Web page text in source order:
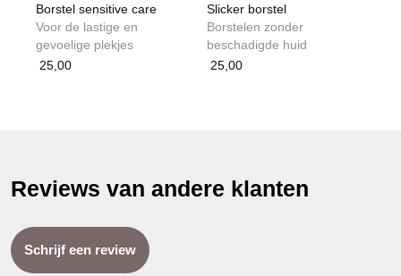
Borstel sensitive care
Voor de lastige en
gevoelige plekjes
25,00
Slicker borstel
Borstelen zonder
beschadigde huid
25,00
Reviews van andere klanten
Schrijf een review